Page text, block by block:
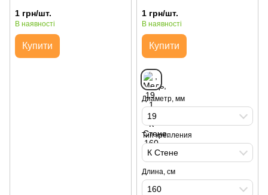
1 грн/шт.
В наявності
Купити
1 грн/шт.
В наявності
Купити
Диаметр, мм
19
Тип крепления
К Стене
Длина, см
160